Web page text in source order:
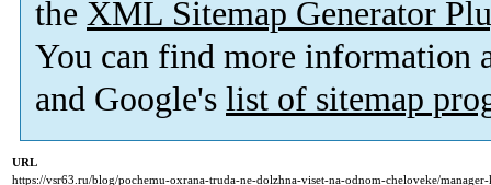
the XML Sitemap Generator
You can find more information
and Google's list of sitemap
URL
https://vsr63.ru/blog/pochemu-oxrana-truda-ne-dolzhna-viset-na-odnom-cheloveke/